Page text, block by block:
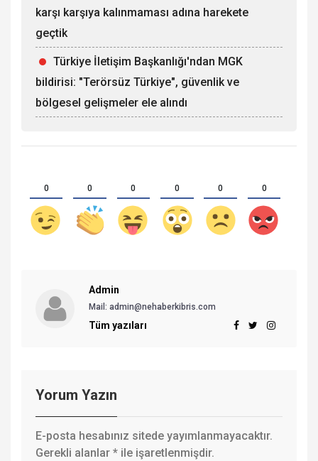
karşı karşıya kalınmaması adına harekete
geçtik
Türkiye İletişim Başkanlığı'ndan MGK
bildirisi: "Terörsüz Türkiye", güvenlik ve
bölgesel gelişmeler ele alındı
0 0 0 0 0 0
Admin
Mail: admin@nehaberkibris.com
Tüm yazıları
Yorum Yazın
E-posta hesabınız sitede yayımlanmayacaktır.
Gerekli alanlar * ile işaretlenmişdir.